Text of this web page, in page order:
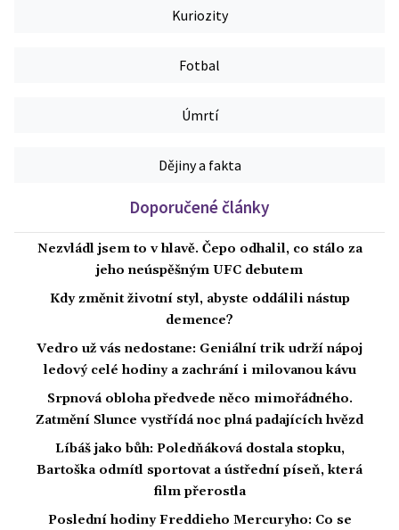
Kuriozity
Fotbal
Úmrtí
Dějiny a fakta
Doporučené články
Nezvládl jsem to v hlavě. Čepo odhalil, co stálo za
jeho neúspěšným UFC debutem
Kdy změnit životní styl, abyste oddálili nástup
demence?
Vedro už vás nedostane: Geniální trik udrží nápoj
ledový celé hodiny a zachrání i milovanou kávu
Srpnová obloha předvede něco mimořádného.
Zatmění Slunce vystřídá noc plná padajících hvězd
Líbáš jako bůh: Poledňáková dostala stopku,
Bartoška odmítl sportovat a ústřední píseň, která
film přerostla
Poslední hodiny Freddieho Mercuryho: Co se